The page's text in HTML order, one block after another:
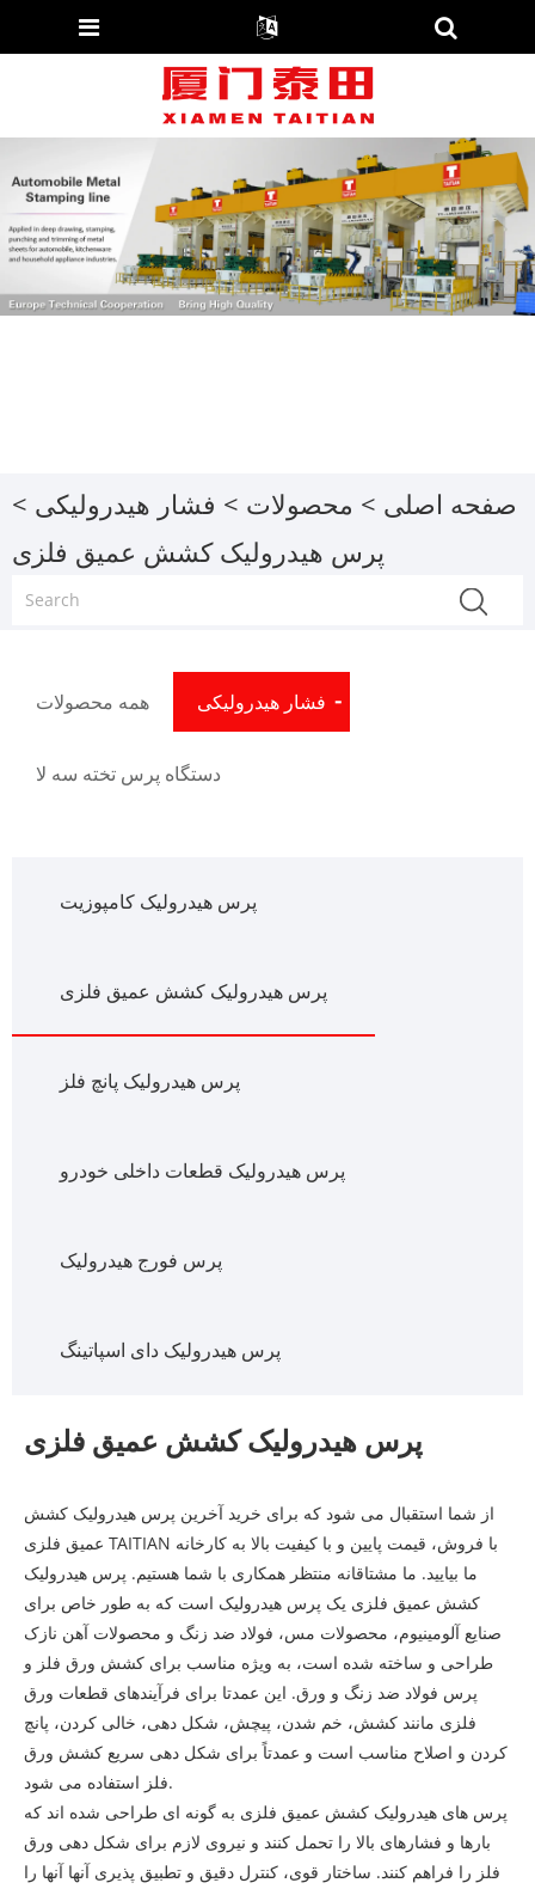
صفحه اصلی > محصولات > فشار هیدرولیکی >
پرس هیدرولیک کشش عمیق فلزی
همه محصولات فشار هیدرولیکی
دستگاه پرس تخته سه لا
پرس هیدرولیک کامپوزیت
پرس هیدرولیک کشش عمیق فلزی
پرس هیدرولیک پانچ فلز
پرس هیدرولیک قطعات داخلی خودرو
پرس فورج هیدرولیک
پرس هیدرولیک دای اسپاتینگ
پرس هیدرولیک کشش عمیق فلزی
از شما استقبال می شود که برای خرید آخرین پرس هیدرولیک کشش
عمیق فلزی TAITIAN با فروش، قیمت پایین و با کیفیت بالا به کارخانه
ما بیایید. ما مشتاقانه منتظر همکاری با شما هستیم. پرس هیدرولیک
کشش عمیق فلزی یک پرس هیدرولیک است که به طور خاص برای
صنایع آلومینیوم، محصولات مس، فولاد ضد زنگ و محصولات آهن نازک
طراحی و ساخته شده است، به ویژه مناسب برای کشش ورق فلز و
پرس فولاد ضد زنگ و ورق. این عمدتا برای فرآیندهای قطعات ورق
فلزی مانند کشش، خم شدن، پیچش، شکل دهی، خالی کردن، پانچ
کردن و اصلاح مناسب است و عمدتاً برای شکل دهی سریع کشش ورق
فلز استفاده می شود.
پرس های هیدرولیک کشش عمیق فلزی به گونه ای طراحی شده اند که
بارها و فشارهای بالا را تحمل کنند و نیروی لازم برای شکل دهی ورق
فلز را فراهم کنند. ساختار قوی، کنترل دقیق و تطبیق پذیری آنها آنها را